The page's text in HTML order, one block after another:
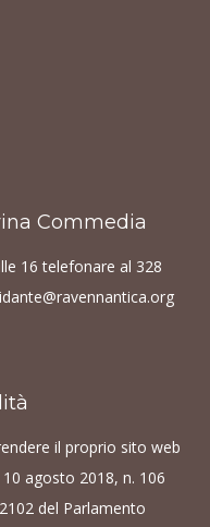
Commedia
16 telefonare al 328
il proprio sito web
agosto 2018, n. 106
del Parlamento